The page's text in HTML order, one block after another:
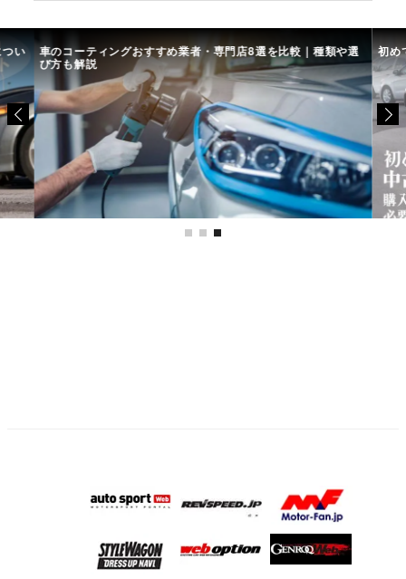
い 車のコーティングおすすめ業者・専門店8選を比較｜種類や選
び方も解説
初め